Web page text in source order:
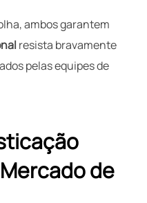
ambos garantem
resista bravamente
pelas equipes de
de